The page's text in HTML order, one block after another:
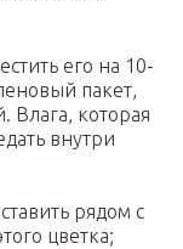
его на 10-
пакет,
Влага, которая
внутри
рядом с
цветка;